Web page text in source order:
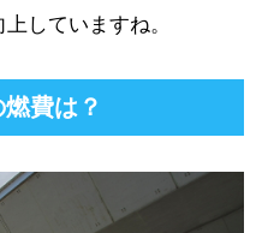
していますね。
費は？